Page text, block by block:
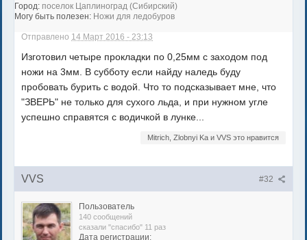
Город: поселок Цаплиноград (Сибирский)
Могу быть полезен: Ножи для ледобуров
Отправлено 14 Март 2016 - 23:13
Изготовил четыре прокладки по 0,25мм с заходом под
ножи на 3мм. В субботу если найду наледь буду
пробовать бурить с водой. Что то подсказывает мне, что
"ЗВЕРЬ" не только для сухого льда, и при нужном угле
успешно справятся с водичкой в лунке...
Mitrich, Zlobnyi Ka и VVS это нравится
#32
VVS
Пользователь
140 сообщений
сказали "спасибо" 11 раз
Дата регистрации: